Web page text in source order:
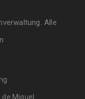
Alle
Miguel